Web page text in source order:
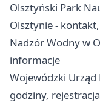
Olsztyński Park
Olsztynie -
Nadzór Wodny w
informacje
Wojewódzki Urząd
godziny,